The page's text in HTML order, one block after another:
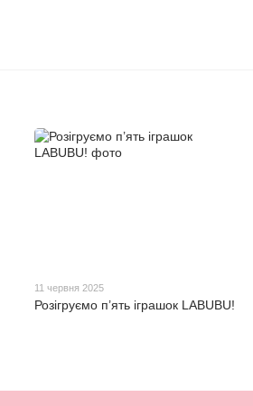
11 червня 2025
Розігруємо п’ять іграшок LABUBU!